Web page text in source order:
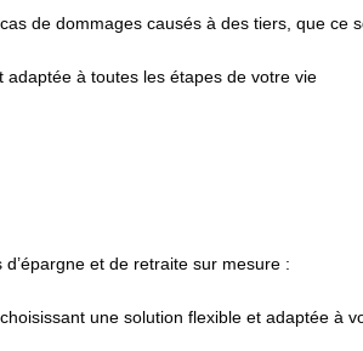
de dommages causés à des tiers, que ce
adaptée à toutes les étapes de votre vie
et de retraite sur mesure :
une solution flexible et adaptée à